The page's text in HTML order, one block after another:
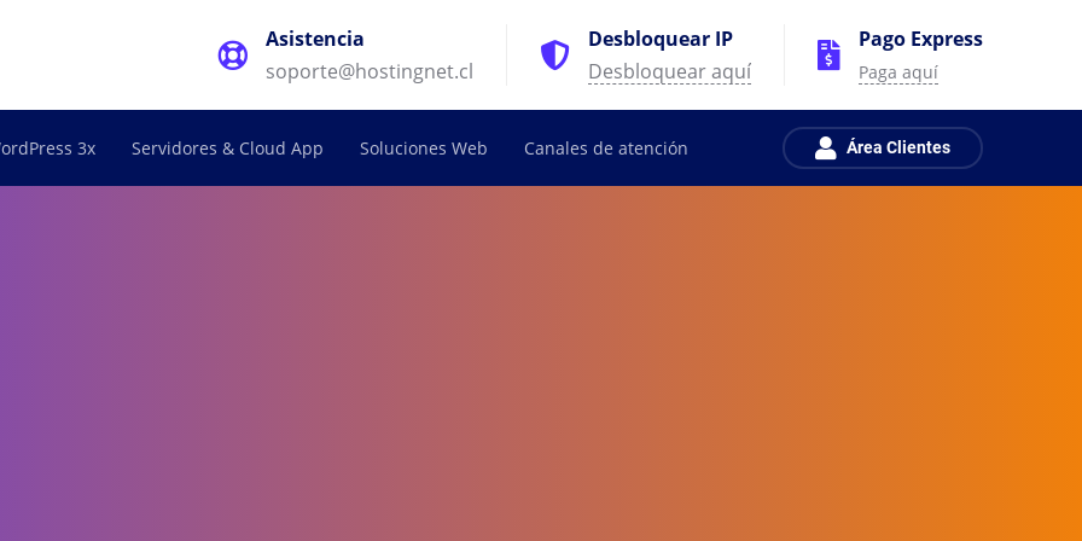
Asistencia
soporte@hostingnet.cl
Desbloquear IP
Desbloquear aquí
Pago Express
Paga aquí
3x Servidores & Cloud App Soluciones Web Canales de atención Área Clientes